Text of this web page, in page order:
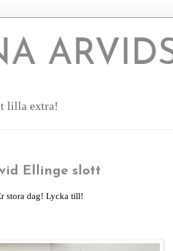
lilla extra!
Ellinge slott
stora dag! Lycka till!